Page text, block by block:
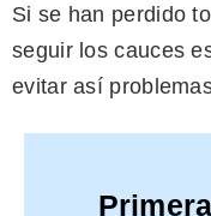
Si se han perdido
seguir los cauces
evitar así